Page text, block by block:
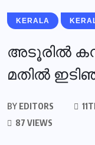
KERALA
അടൂരില്‍
മതില്‍
BY EDITORS
87 VIEWS